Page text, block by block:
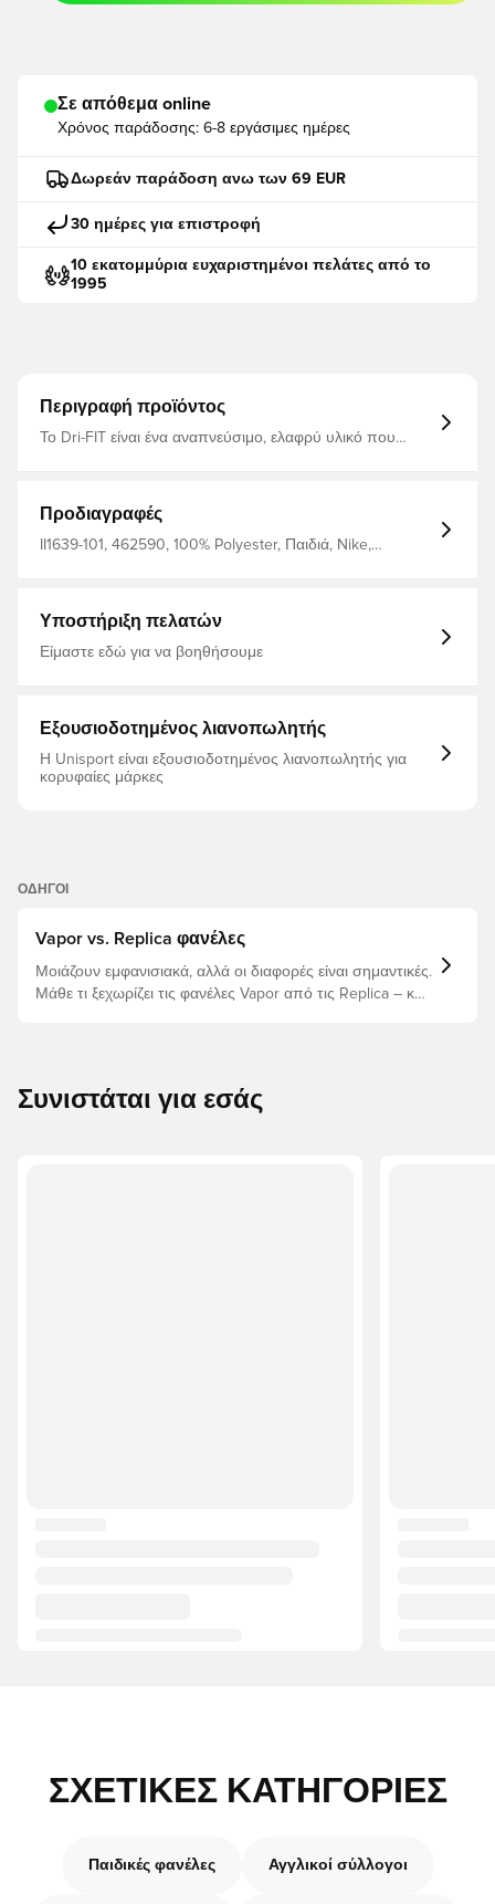
Σε απόθεμα online
Χρόνος παράδοσης: 6-8 εργάσιμες ημέρες
Δωρεάν παράδοση ανω των 69 EUR
30 ημέρες για επιστροφή
10 εκατομμύρια ευχαριστημένοι πελάτες από το
1995
Περιγραφή προϊόντος
Το Dri-FIT είναι ένα αναπνεύσιμο, ελαφρύ υλικό που
παίκτες. Κατασκευασμένο από 100% πολυεστέρα.
Προδιαγραφές
II1639-101, 462590, 100% Polyester, Παιδιά, Nike,
Υποστήριξη πελατών
Είμαστε εδώ για να βοηθήσουμε
Εξουσιοδοτημένος λιανοπωλητής
Η Unisport είναι εξουσιοδοτημένος λιανοπωλητής για
κορυφαίες μάρκες
ΟΔΗΓΟΊ
Vapor vs. Replica φανέλες
Μοιάζουν εμφανισιακά, αλλά οι διαφορές είναι σημαντικές.
Μάθε τι ξεχωρίζει τις φανέλες Vapor από τις Replica – και
Συνιστάται για εσάς
ΣΧΕΤΙΚΈΣ ΚΑΤΗΓΟΡΊΕΣ
Παιδικές φανέλες Αγγλικοί σύλλογοι